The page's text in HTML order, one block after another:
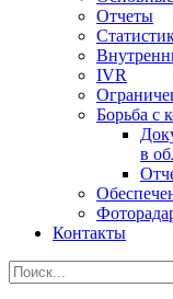
Отчеты
IVR
Борьба с
в
Контакты